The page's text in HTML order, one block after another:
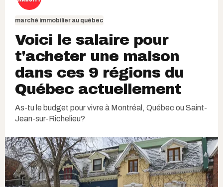
marché immobilier au québec
Voici le salaire pour
t'acheter une maison
dans ces 9 régions du
Québec actuellement
As-tu le budget pour vivre à Montréal, Québec ou Saint-
Jean-sur-Richelieu?